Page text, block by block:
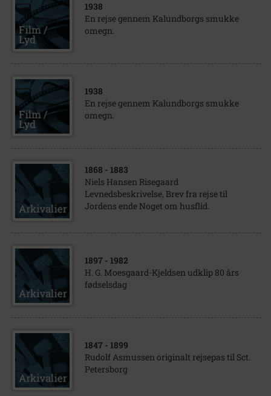
1938
En rejse gennem Kalundborgs smukke
omegn.
1938
En rejse gennem Kalundborgs smukke
omegn.
1868 - 1883
Niels Hansen Risegaard
Levnedsbeskrivelse, Brev fra rejse til
Jordens ende Noget om husflid.
1897 - 1982
H. G. Moesgaard-Kjeldsen udklip 80 års
fødselsdag
1847 - 1899
Rudolf Asmussen originalt rejsepas til Sct.
Petersborg